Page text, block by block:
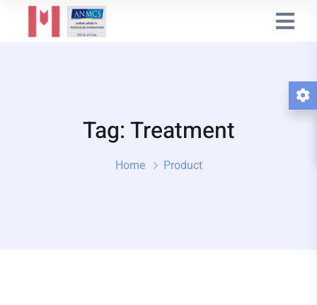
Tag: Treatment
Home Product